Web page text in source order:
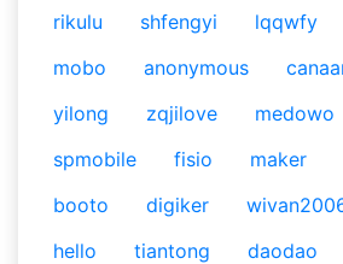
rikulu
shfengyi lqqwfy
mobo
anonymous
yilong
zqjilove medowo
spmobile
fisio maker
booto
digiker
hello
tiantong daodao